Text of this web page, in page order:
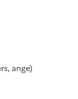
ange)